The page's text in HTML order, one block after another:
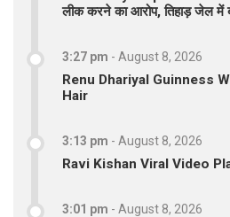
लीक करने का आरोप, तिहाड़ जेल में
3:27 pm - August 8, 2026
Renu Dhariyal Guinness
Hair
3:13 pm - August 8, 2026
Ravi Kishan Viral Video
3:01 pm - August 8, 2026